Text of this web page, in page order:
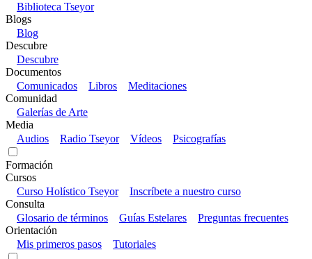
Biblioteca Tseyor
Blogs
Blog
Descubre
Descubre
Documentos
Comunicados
Libros
Meditaciones
Comunidad
Galerías de Arte
Media
Audios
Radio Tseyor Vídeos Psicografías
Formación
Cursos
Curso Holístico Tseyor
Inscríbete a nuestro curso
Consulta
Glosario de términos
Guías Estelares
Preguntas frecuentes
Orientación
Mis primeros pasos
Tutoriales